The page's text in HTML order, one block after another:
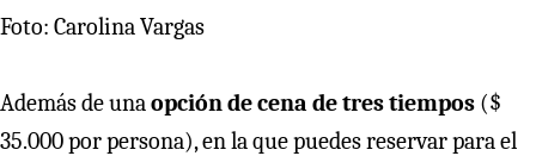
Foto: Carolina Vargas
Además de unaopción de cena de tres tiempos ($
35.000 por persona), en la que puedes reservar para el